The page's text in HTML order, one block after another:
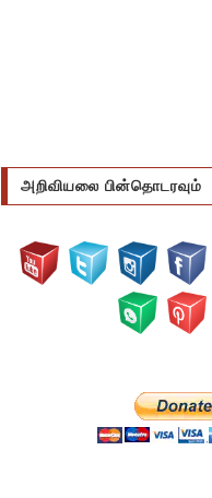
அறிவியலை பின்தொடரவும்